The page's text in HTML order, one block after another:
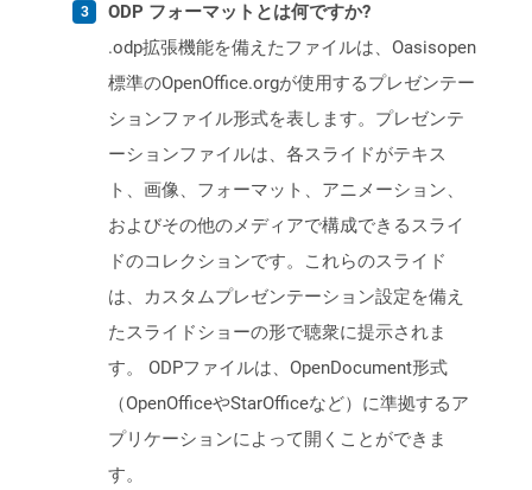
ODP フォーマットとは何ですか?
.odp拡張機能を備えたファイルは、Oasisopen
標準のOpenOffice.orgが使用するプレゼンテー
ションファイル形式を表します。プレゼンテ
ーションファイルは、各スライドがテキス
ト、画像、フォーマット、アニメーション、
およびその他のメディアで構成できるスライ
ドのコレクションです。これらのスライド
は、カスタムプレゼンテーション設定を備え
たスライドショーの形で聴衆に提示されま
す。 ODPファイルは、OpenDocument形式
（OpenOfficeやStarOfficeなど）に準拠するア
プリケーションによって開くことができま
す。